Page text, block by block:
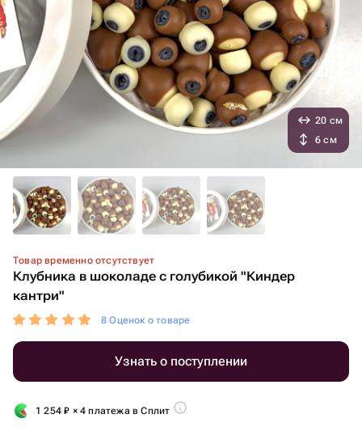
Товар временно отсутствует
Клубника в шоколаде с голубикой "Киндер
кантри"
8 Оценок о товаре
Узнать о поступлении
1 254₽ × 4 платежа в Сплит
20 см
6 см